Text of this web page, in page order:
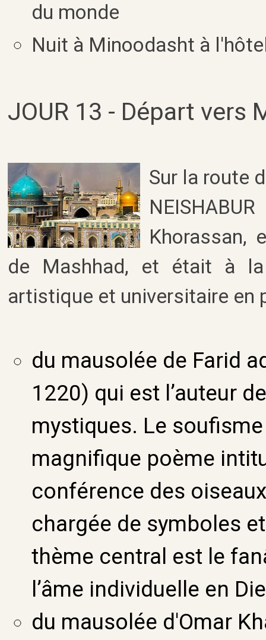
du monde
Nuit à Minoodasht à
JOUR 13 - Départ vers
Sur la route
Khorassan,
de Mashhad, et était à
artistique et universitaire en
du mausolée de Farid
1220) qui est l’auteur
mystiques. Le
magnifique poème
conférence des
chargée de symboles
thème central est le
l’âme individuelle en
du mausolée d'Omar